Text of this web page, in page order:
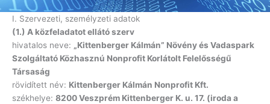
I. Szervezeti, személyzeti adatok
(1.) A közfeladatot ellátó szerv
hivatalos neve: „Kittenberger Kálmán” Növény és Vadaspark
Szolgáltató Közhasznú Nonprofit Korlátolt Felelősségű
Társaság
rövidített név: Kittenberger Kálmán Nonprofit Kft.
székhelye: 8200 Veszprém Kittenberger K. u. 17. (iroda a